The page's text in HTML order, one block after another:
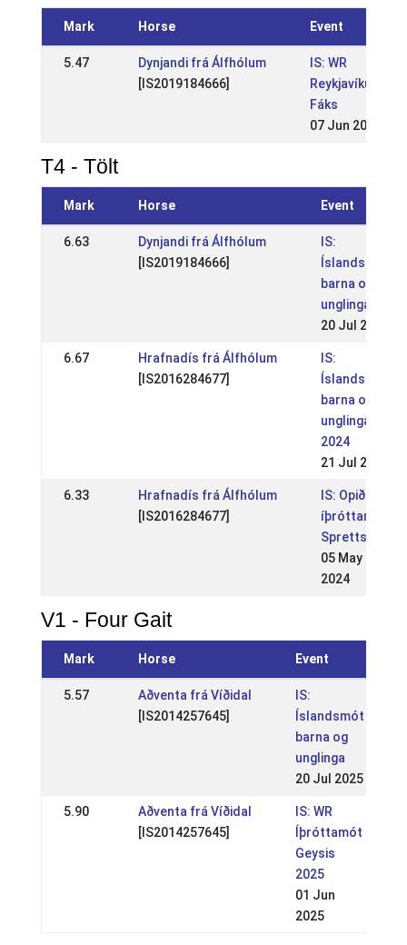
Mark Horse Event
5.47
Dynjandi frá Álfhólum
[IS2019184666]
IS: WR
Fáks
07 Jun 2026
T4 - Tölt
Mark Horse Event
6.63
Dynjandi frá Álfhólum
[IS2019184666]
IS:
Íslandsmót
barna og
unglinga
20 Jul 2025
6.67
Hrafnadís frá Álfhólum
[IS2016284677]
IS:
Íslandsmót
barna og
unglinga
2024
21 Jul 2024
6.33
Hrafnadís frá Álfhólum
[IS2016284677]
IS: Opið
íþróttamót
Spretts
05 May
2024
V1 - Four Gait
Mark Horse Event
5.57
Aðventa frá Víðidal
[IS2014257645]
IS:
Íslandsmót
barna og
unglinga
20 Jul 2025
5.90
Aðventa frá Víðidal
[IS2014257645]
IS: WR
Íþróttamót
Geysis
2025
01 Jun
2025